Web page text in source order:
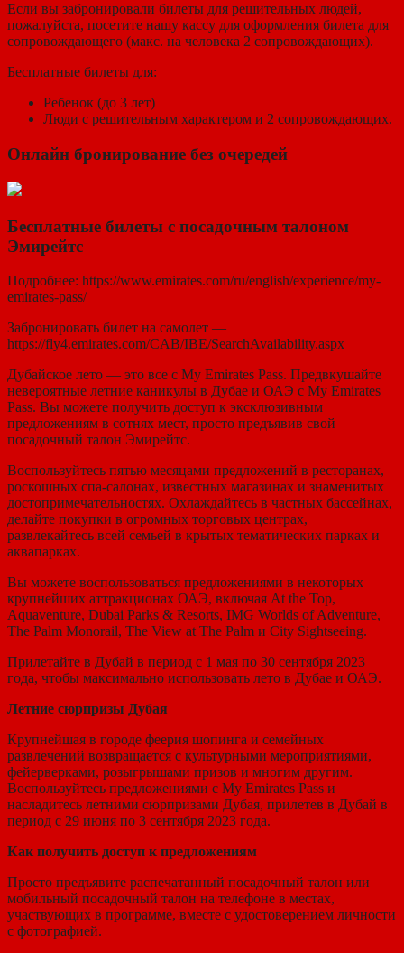
Если вы забронировали билеты для решительных людей,
пожалуйста, посетите нашу кассу для оформления билета для
сопровождающего (макс. на человека 2 сопровождающих).
Бесплатные билеты для:
Ребенок (до 3 лет)
Люди с решительным характером и 2 сопровождающих.
Онлайн бронирование без очередей
Бесплатные билеты с посадочным талоном
Эмирейтс
Подробнее: https://www.emirates.com/ru/english/experience/my-
emirates-pass/
Забронировать билет на самолет —
https://fly4.emirates.com/CAB/IBE/SearchAvailability.aspx
Дубайское лето — это все с My Emirates Pass. Предвкушайте
невероятные летние каникулы в Дубае и ОАЭ с My Emirates
Pass. Вы можете получить доступ к эксклюзивным
предложениям в сотнях мест, просто предъявив свой
посадочный талон Эмирейтс.
Воспользуйтесь пятью месяцами предложений в ресторанах,
роскошных спа-салонах, известных магазинах и знаменитых
достопримечательностях. Охлаждайтесь в частных бассейнах,
делайте покупки в огромных торговых центрах,
развлекайтесь всей семьей в крытых тематических парках и
аквапарках.
Вы можете воспользоваться предложениями в некоторых
крупнейших аттракционах ОАЭ, включая At the Top,
Aquaventure, Dubai Parks & Resorts, IMG Worlds of Adventure,
The Palm Monorail, The View at The Palm и City Sightseeing.
Прилетайте в Дубай в период с 1 мая по 30 сентября 2023
года, чтобы максимально использовать лето в Дубае и ОАЭ.
Летние сюрпризы Дубая
Крупнейшая в городе феерия шопинга и семейных
развлечений возвращается с культурными мероприятиями,
фейерверками, розыгрышами призов и многим другим.
Воспользуйтесь предложениями с My Emirates Pass и
насладитесь летними сюрпризами Дубая, прилетев в Дубай в
период с 29 июня по 3 сентября 2023 года.
Как получить доступ к предложениям
Просто предъявите распечатанный посадочный талон или
мобильный посадочный талон на телефоне в местах,
участвующих в программе, вместе с удостоверением личности
с фотографией.